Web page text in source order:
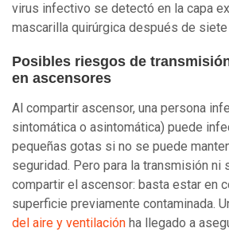
virus infectivo se detectó en la capa
mascarilla quirúrgica después de siete
Posibles riesgos de
en ascensores
Al compartir ascensor, una persona
sintomática o asintomática) puede
pequeñas gotas si no se puede
seguridad. Pero para la transmisión ni
compartir el ascensor: basta estar en
superficie previamente contaminada.
del aire y ventilación ha llegado a